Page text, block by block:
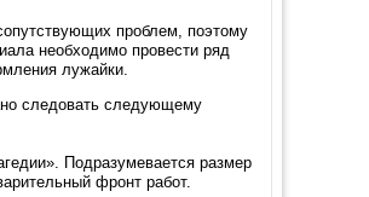
проблем, поэтому
необходимо провести ряд
лужайки.
следовать следующему
Подразумевается размер
фронт работ.